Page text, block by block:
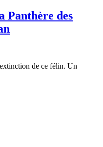
Panthère des
de ce félin. Un